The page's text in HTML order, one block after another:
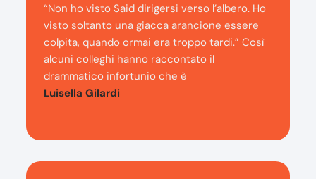
“Non ho visto Said dirigersi verso l’albero. Ho
visto soltanto una giacca arancione essere
colpita, quando ormai era troppo tardi.” Così
alcuni colleghi hanno raccontato il
drammatico infortunio che è
Luisella Gilardi